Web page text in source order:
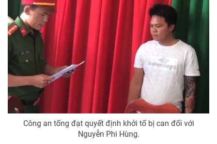
Thế giới đó đây
Câu chuyện quốc tế
Tài chính
Thị trường
Góc doanh nghiệp
Dữ liệu và đời sống
Truyền hình
Phim VTV
Hậu trường
Nhân vật
Khán giả
Giải trí
Điện ảnh
Âm nhạc
Đời sống
Du lịchCông an tống đạt quyết định khởi tố bị can đối với
Nguyễn Phi Hùng.